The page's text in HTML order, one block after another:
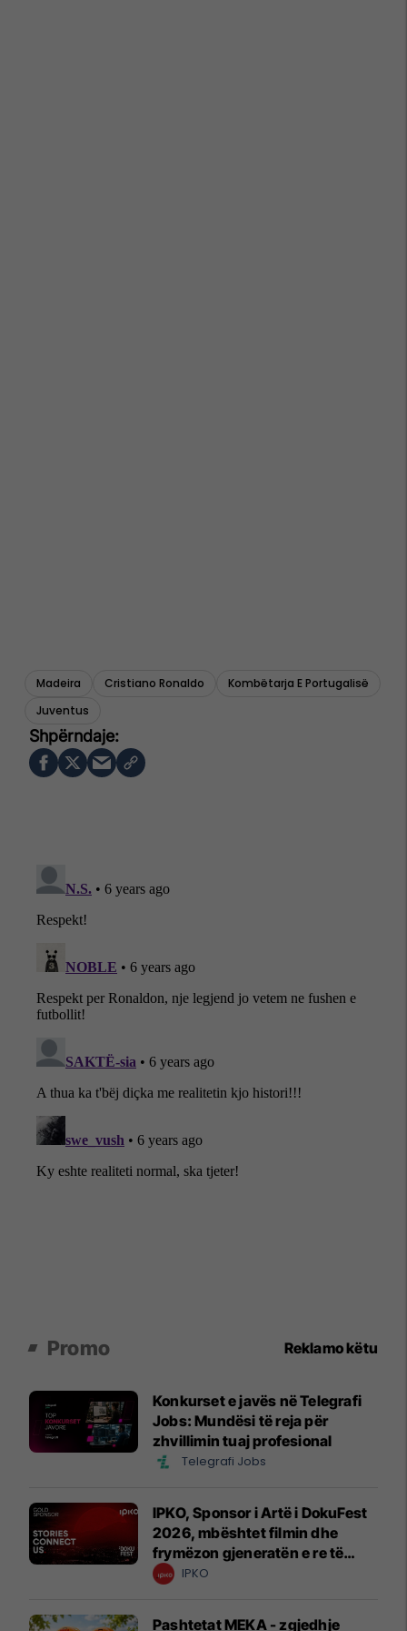
Madeira Cristiano Ronaldo
Kombëtarja E Portugalisë
Juventus
Promo Reklamo këtu
Konkurset e javës në Telegrafi
Jobs: Mundësi të reja për
zhvillimin tuaj profesional
Telegrafi Jobs
IPKO, Sponsor i Artë i DokuFest
2026, mbështet filmin dhe
frymëzon gjeneratën e re të
krijuesve
IPKO
Pashtetat MEKA - zgjedhje